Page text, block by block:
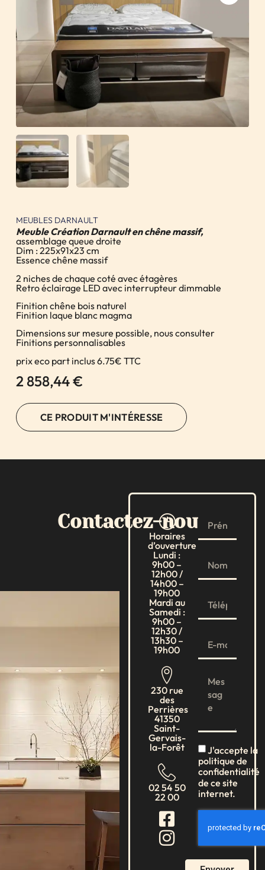
MEUBLES DARNAULT
Meuble Création Darnault en chêne massif,
assemblage queue droite
Dim : 225x91x23 cm
Essence chêne massif
2 niches de chaque coté avec étagères
Retro éclairage LED avec interrupteur dimmable
Finition chêne bois naturel
Finition laque blanc magma
Dimensions sur mesure possible, nous consulter
Finitions personnalisables
prix eco part inclus 6.75€ TTC
2 858,44€
CE PRODUIT M'INTÉRESSE
Contactez-nous
Horaires
d’ouverture
Lundi :
9h00 –
12h00 /
14h00 –
19h00
Mardi au
Samedi :
9h00 –
12h30 /
13h30 –
19h00
230 rue
des
Perrières
41350
Saint-
Gervais-
la-Forêt
02 54 50
22 00
J'accepte la
politique de
confidentialité
de ce site
internet.